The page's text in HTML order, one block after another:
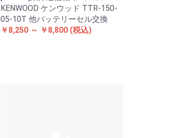
KENWOOD ケンウッド TTR-150-
05-10T 他バッテリーセル交換
￥8,250 ～ ￥8,800 (税込)